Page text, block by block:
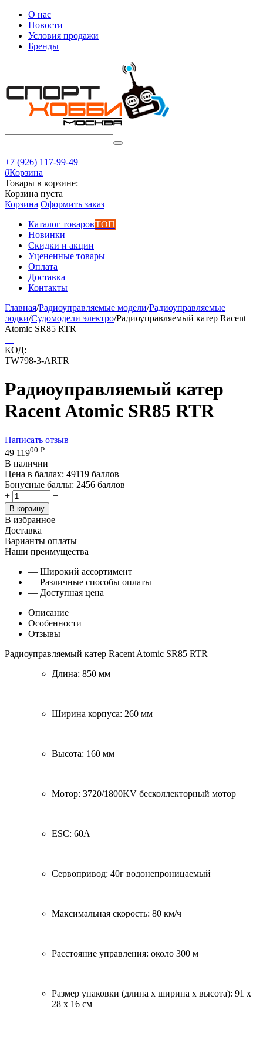
О нас
Новости
Условия продажи
Бренды
+7 (926) 117-99-49
0Корзина
Товары в корзине:
Корзина пуста
Корзина Оформить заказ
Каталог товаровТОП
Новинки
Скидки и акции
Уцененные товары
Оплата
Доставка
Контакты
Главная/Радиоуправляемые модели/Радиоуправляемые
лодки/Судомодели электро/Радиоуправляемый катер Racent
Atomic SR85 RTR
КОД:
TW798-3-ARTR
Радиоуправляемый катер
Racent Atomic SR85 RTR
Написать отзыв
49 11900 Р
В наличии
Цена в баллах: 49119 баллов
Бонусные баллы: 2456 баллов
+
−
В корзину
В избранное
Доставка
Варианты оплаты
Наши преимущества
— Широкий ассортимент
— Различные способы оплаты
— Доступная цена
Описание
Особенности
Отзывы
Радиоуправляемый катер Racent Atomic SR85 RTR
Длина: 850 мм
Ширина корпуса: 260 мм
Высота: 160 мм
Мотор: 3720/1800KV бесколлекторный мотор
ESC: 60A
Сервопривод: 40г водонепроницаемый
Максимальная скорость: 80 км/ч
Расстояние управления: около 300 м
Размер упаковки (длина x ширина x высота): 91 х
28 х 16 см